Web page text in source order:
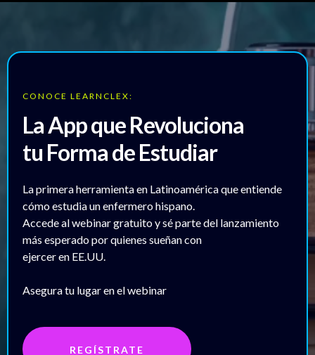
CONOCE LEARNCLEX:
La App que Revoluciona
tu Forma de Estudiar
La primera herramienta en Latinoamérica que entiende
cómo estudia un enfermero hispano.
Accede al webinar gratuito y sé parte del lanzamiento
más esperado por quienes sueñan con
ejercer en EE.UU.
Asegura tu lugar en el webinar
REGÍSTRATE